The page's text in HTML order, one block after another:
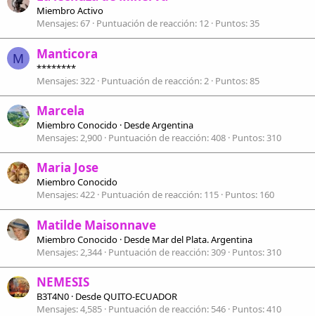
Miembro Activo
Mensajes 67 Puntuación de reacción 12 Puntos 35
M Manticora
********
Mensajes 322 Puntuación de reacción 2 Puntos 85
Marcela
Miembro Conocido · DesdeArgentina
Mensajes 2,900 Puntuación de reacción 408 Puntos 310
Maria Jose
Miembro Conocido
Mensajes 422 Puntuación de reacción 115 Puntos 160
Matilde Maisonnave
Miembro Conocido · Desde Mar del Plata. Argentina
Mensajes 2,344 Puntuación de reacción 309 Puntos 310
NEMESIS
B3T4N0 · DesdeQUITO-ECUADOR
Mensajes 4,585 Puntuación de reacción 546 Puntos 410